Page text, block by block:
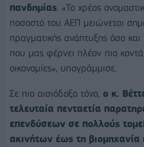
πανδημίας. «Το χρέος
ποσοστό του ΑΕΠ μειώνεται
πραγματικής ανάπτυξης όσο
που μας φέρνει πλέον πιο
οικονομίες», υπογράμμισε.
Σε πιο αισιόδοξο τόνο, ο κ.
τελευταία πενταετία
επενδύσεων σε πολλούς
ακινήτων έως τη βιομηχανία